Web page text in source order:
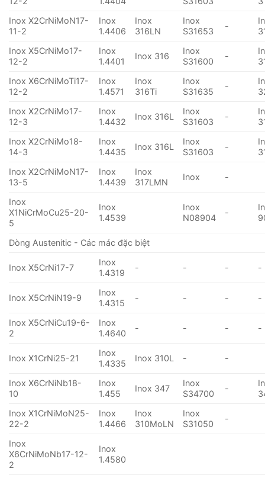
Inox X2CrNiMoN17-
11-2
Inox
1.4406
Inox
316LN
Inox
S31653
-
Inox X5CrNiMo17-
12-2
Inox
1.4401
Inox 316
Inox
S31600
-
Inox X6CrNiMoTi17-
12-2
Inox
1.4571
Inox
316Ti
Inox
S31635
-
Inox X2CrNiMo17-
12-3
Inox
1.4432
Inox 316L
Inox
S31603
-
Inox X2CrNiMo18-
14-3
Inox
1.4435
Inox 316L
Inox
S31603
-
Inox X2CrNiMoN17-
13-5
Inox
1.4439
Inox
317LMN
Inox -
Inox
X1NiCrMoCu25-20-
5
Inox
1.4539
Inox
N08904
-
Dòng Austenitic - Các mác đặc biệt
Inox X5CrNi17-7
Inox
1.4319
- - - -
Inox X5CrNiN19-9
Inox
1.4315
- - - -
Inox X5CrNiCu19-6-
2
Inox
1.4640
- - - -
Inox X1CrNi25-21
Inox
1.4335
Inox 310L - -
Inox X6CrNiNb18-
10
Inox
1.455
Inox 347
Inox
S34700
-
Inox X1CrNiMoN25-
22-2
Inox
1.4466
Inox
310MoLN
Inox
S31050
-
Inox
X6CrNiMoNb17-12-
2
Inox
1.4580